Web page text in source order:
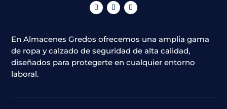
en
página
producto
En Almacenes Gredos ofrecemos una amplia gama
de ropa y calzado de seguridad de alta calidad,
diseñados para protegerte en cualquier entorno
laboral.